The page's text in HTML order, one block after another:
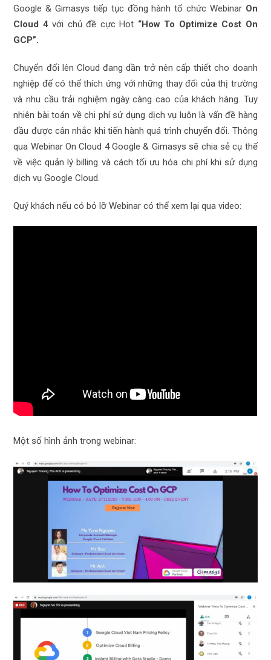
Google & Gimasys tiếp tục đồng hành tổ chức Webinar On
Cloud 4với chủ đề cực Hot “How To Optimize Cost On
GCP”.
Chuyển đổi lên Cloud đang dần trở nên cấp thiết cho doanh
nghiệp để có thể thích ứng với những thay đổi của thị trường
và nhu cầu trải nghiệm ngày càng cao của khách hàng. Tuy
nhiên bài toán về chi phí sử dụng dịch vụ luôn là vấn đề hàng
đầu được cân nhắc khi tiến hành quá trình chuyển đổi. Thông
qua Webinar On Cloud 4 Google & Gimasys sẽ chia sẻ cụ thể
về việc quản lý billing và cách tối ưu hóa chi phí khi sử dụng
dịch vụ Google Cloud.
Quý khách nếu có bỏ lỡ Webinar có thể xem lại qua video:
Một số hình ảnh trong webinar: